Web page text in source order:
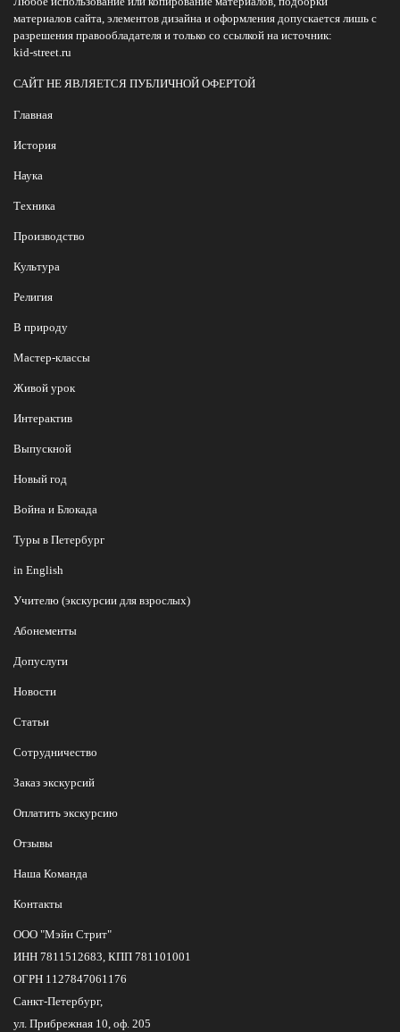
материалов сайта, элементов дизайна и оформления допускается лишь с
разрешения правообладателя и только со ссылкой на источник:
kid-street.ru
САЙТ НЕ ЯВЛЯЕТСЯ ПУБЛИЧНОЙ ОФЕРТОЙ
Главная
История
Наука
Техника
Производство
Культура
Религия
В природу
Мастер-классы
Живой урок
Интерактив
Выпускной
Новый год
Война и Блокада
Туры в Петербург
in English
Учителю (экскурсии для взрослых)
Абонементы
Допуслуги
Новости
Статьи
Сотрудничество
Заказ экскурсий
Оплатить экскурсию
Отзывы
Наша Команда
Контакты
ООО "Мэйн Стрит"
ИНН 7811512683, КПП 781101001
ОГРН 1127847061176
Санкт-Петербург,
ул. Прибрежная 10, оф. 205